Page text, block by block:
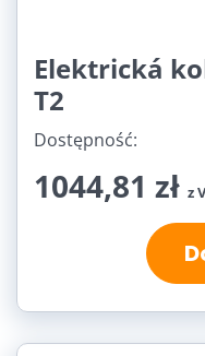
Elektrická
T2
Dostępność:
1044,81 zł z